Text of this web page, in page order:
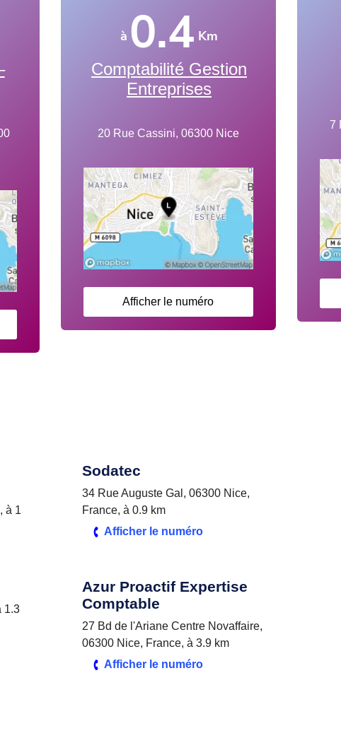
à 0.4 Km
Comptabilité Gestion
Entreprises
20 Rue Cassini, 06300 Nice
Afficher le numéro
7
à 1
Sodatec
34 Rue Auguste Gal, 06300 Nice,
France, à 0.9 km
Afficher le numéro
1.3
Azur Proactif Expertise
Comptable
27 Bd de l'Ariane Centre Novaffaire,
06300 Nice, France, à 3.9 km
Afficher le numéro